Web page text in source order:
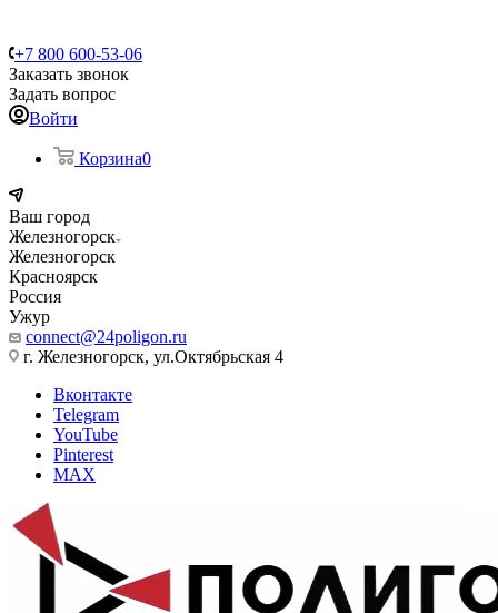
+7 800 600-53-06
Заказать звонок
Задать вопрос
Войти
Корзина0
Ваш город
Железногорск
Железногорск
Красноярск
Россия
Ужур
connect@24poligon.ru
г. Железногорск, ул.Октябрьская 4
Вконтакте
Telegram
YouTube
Pinterest
MAX